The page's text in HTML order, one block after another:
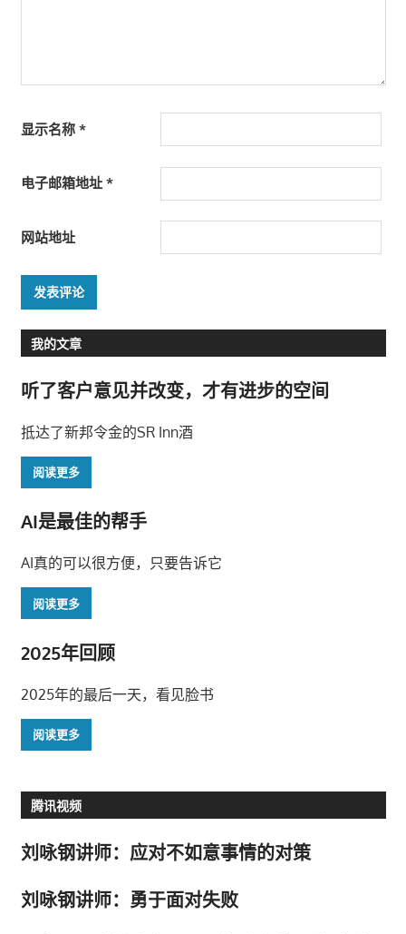
显示名称 *
电子邮箱地址 *
网站地址
我的文章
听了客户意见并改变，才有进步的空间
抵达了新邦令金的SR Inn酒
阅读更多
AI是最佳的帮手
AI真的可以很方便，只要告诉它
阅读更多
2025年回顾
2025年的最后一天，看见脸书
阅读更多
腾讯视频
刘咏钢讲师：应对不如意事情的对策
刘咏钢讲师：勇于面对失败